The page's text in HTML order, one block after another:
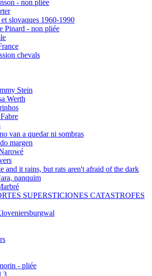
- non pliée
slovaques 1960-1990
Pinard - non pliée
chevals
Stein
Werth
van a quedar ni sombras
margen
and it rains, but rats aren't afraid of the dark
nanquim
SUPERSTICIONES CATASTROFES
- pliée